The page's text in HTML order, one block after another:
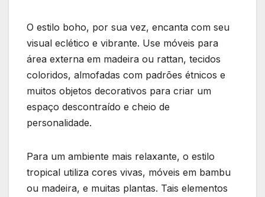
O estilo boho, por sua vez, encanta com seu
visual eclético e vibrante. Use móveis para
área externa em madeira ou rattan, tecidos
coloridos, almofadas com padrões étnicos e
muitos objetos decorativos para criar um
espaço descontraído e cheio de
personalidade.
Para um ambiente mais relaxante, o estilo
tropical utiliza cores vivas, móveis em bambu
ou madeira, e muitas plantas. Tais elementos